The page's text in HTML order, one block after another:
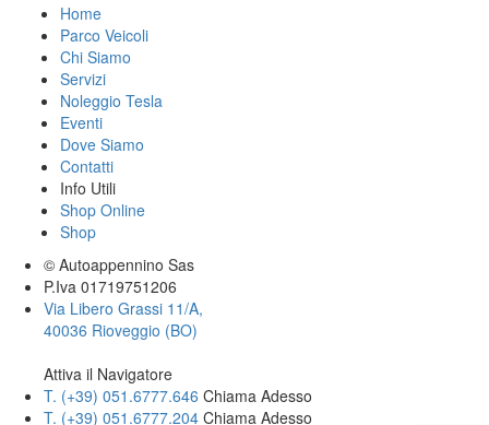
Home
Parco Veicoli
Chi Siamo
Servizi
Noleggio Tesla
Eventi
Dove Siamo
Contatti
Info Utili
Shop Online
Shop
© Autoappennino Sas
P.Iva 01719751206
Via Libero Grassi 11/A,
40036 Rioveggio (BO)
Attiva il Navigatore
T. (+39­) 051.6777.646­ Chiama Adesso
T. (+39­) 051.6777.204­ Chiama Adesso